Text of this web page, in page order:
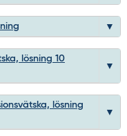
lösning 10
lösning